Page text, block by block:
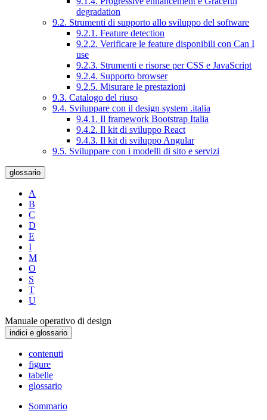
degradation
9.2. Strumenti di supporto allo sviluppo del software
9.2.1. Feature detection
9.2.2. Verificare le feature disponibili con Can I
use
9.2.3. Strumenti e risorse per CSS e JavaScript
9.2.4. Supporto browser
9.2.5. Misurare le prestazioni
9.3. Catalogo del riuso
9.4. Sviluppare con il design system .italia
9.4.1. Il framework Bootstrap Italia
9.4.2. Il kit di sviluppo React
9.4.3. Il kit di sviluppo Angular
9.5. Sviluppare con i modelli di sito e servizi
glossario
A
B
C
D
E
I
M
O
S
T
U
Manuale operativo di design
indici e glossario
contenuti
figure
tabelle
glossario
Sommario